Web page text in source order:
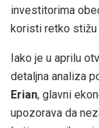
investitorima
koristi retko stižu
Iako je u aprilu
detaljna analiza
Erian, glavni
upozorava da